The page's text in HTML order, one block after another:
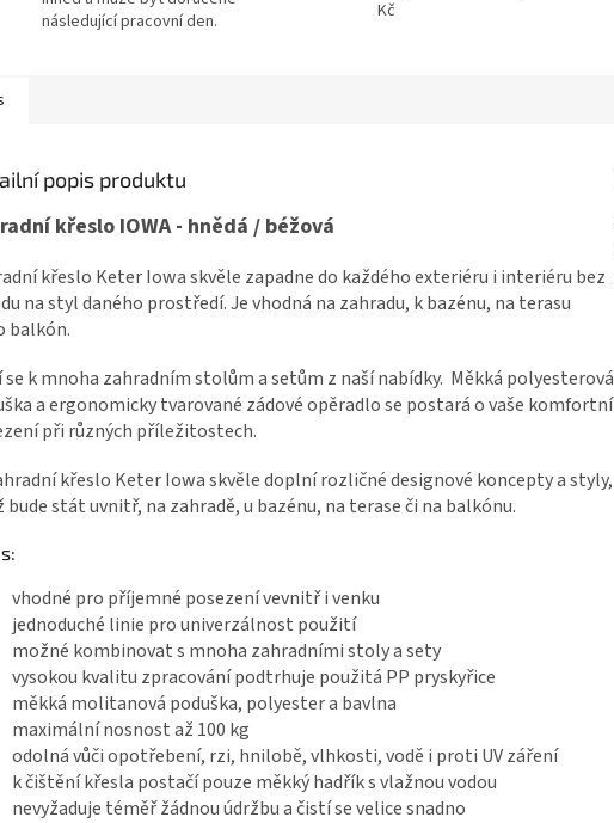
následující pracovní den.
Kč
popis produktu
křeslo IOWA - hnědá / béžová
křeslo Keter Iowa skvěle zapadne do každého exteriéru i interiéru bez
na styl daného prostředí. Je vhodná na zahradu, k bazénu, na terasu
balkón.
se k mnoha zahradním stolům a setům z naší nabídky. Měkká polyesterová
a ergonomicky tvarované zádové opěradlo se postará o vaše komfortní
při různých příležitostech.
vhodné pro příjemné posezení vevnitř i venku
jednoduché linie pro univerzálnost použití
možné kombinovat s mnoha zahradními stoly a sety
vysokou kvalitu zpracování podtrhuje použitá PP pryskyřice
měkká molitanová poduška, polyester a bavlna
maximální nosnost až 100 kg
odolná vůči opotřebení, rzi, hnilobě, vlhkosti, vodě i proti UV záření
k čištění křesla postačí pouze měkký hadřík s vlažnou vodou
nevyžaduje téměř žádnou údržbu a čistí se velice snadno